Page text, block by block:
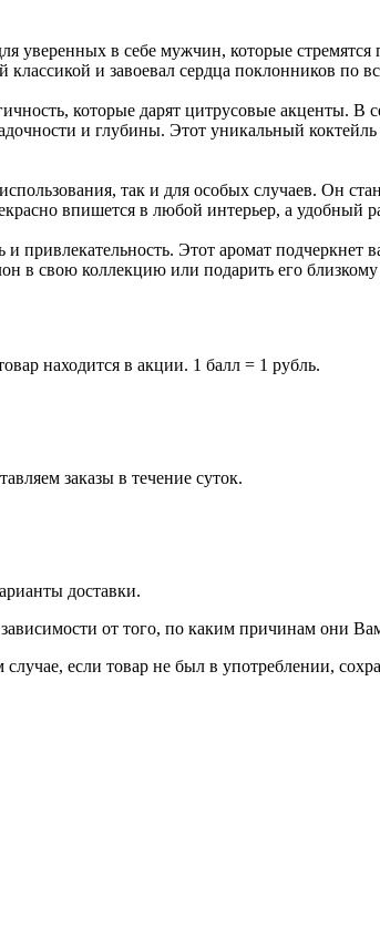
в себе мужчин, которые стремятся
и завоевал сердца поклонников по
которые дарят цитрусовые акценты. В
и глубины. Этот уникальный
так и для особых случаев. Он
впишется в любой интерьер, а удобный
Этот аромат подчеркнет
в свою коллекцию или подарить его
находится в акции. 1 балл = 1 рубль.
заказы в течение суток.
доставки.
от того, по каким причинам они
если товар не был в употреблении,